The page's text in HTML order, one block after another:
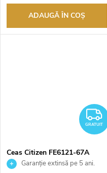
ADAUGĂ ÎN COŞ
GRATUIT
Ceas Citizen FE6121-67A
Garanție extinsă pe 5 ani.